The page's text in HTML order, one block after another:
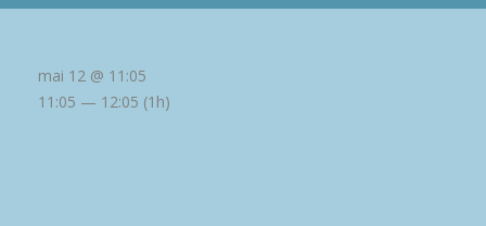
mai 12 @ 11:05
11:05 — 12:05 (1h)